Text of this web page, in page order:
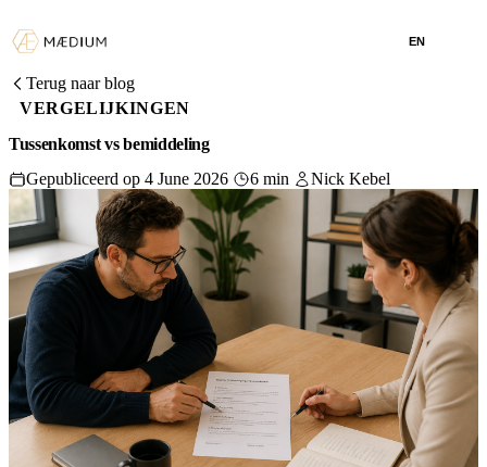
EN
Terug naar blog
VERGELIJKINGEN
Tussenkomst vs bemiddeling
Gepubliceerd op 4 June 2026
6 min Nick Kebel